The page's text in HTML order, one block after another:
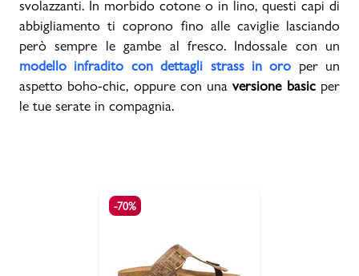
svolazzanti. In morbido cotone o in lino, questi capi di
abbigliamento ti coprono fino alle caviglie lasciando
però sempre le gambe al fresco. Indossale con un
modello infradito con dettagli strass in oro per un
aspetto boho-chic, oppure con unaversione basicper
le tue serate in compagnia.
-70%